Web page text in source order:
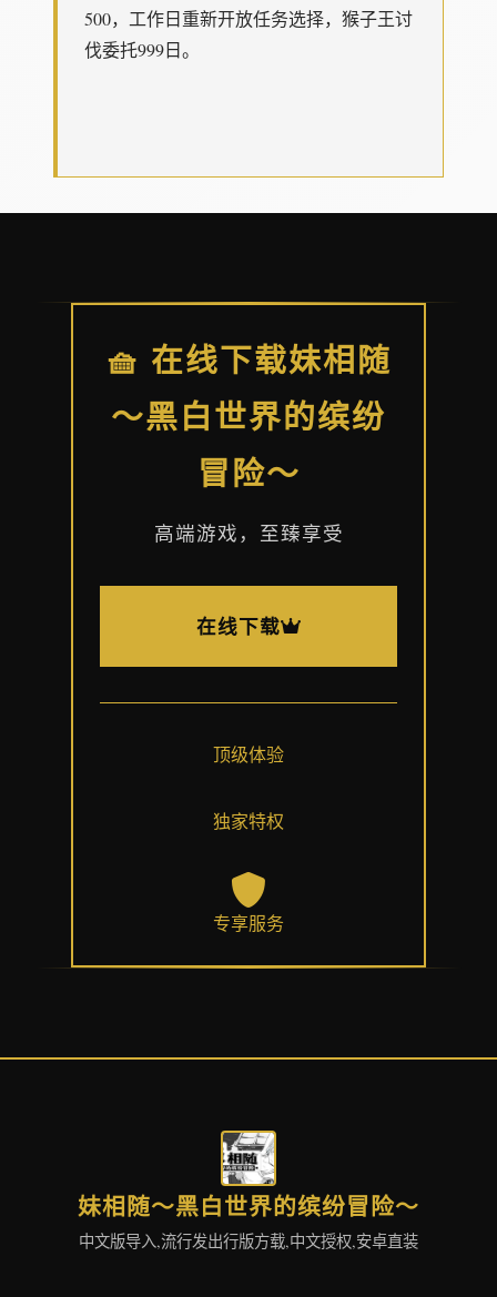
500，工作日重新开放任务选择，猴子王讨
伐委托999日。
🧺 在线下载妹相随
～黑白世界的缤纷
冒险～
高端游戏，至臻享受
在线下载
顶级体验
独家特权
专享服务
妹相随～黑白世界的缤纷冒险～
中文版导入,流行发出行版方载,中文授权,安卓直装